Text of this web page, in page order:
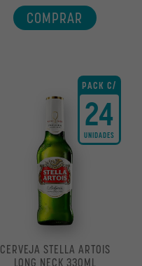
COMPRAR
PACK C/
24
UNIDADES
CERVEJA STELLA ARTOIS
LONG NECK 330ML